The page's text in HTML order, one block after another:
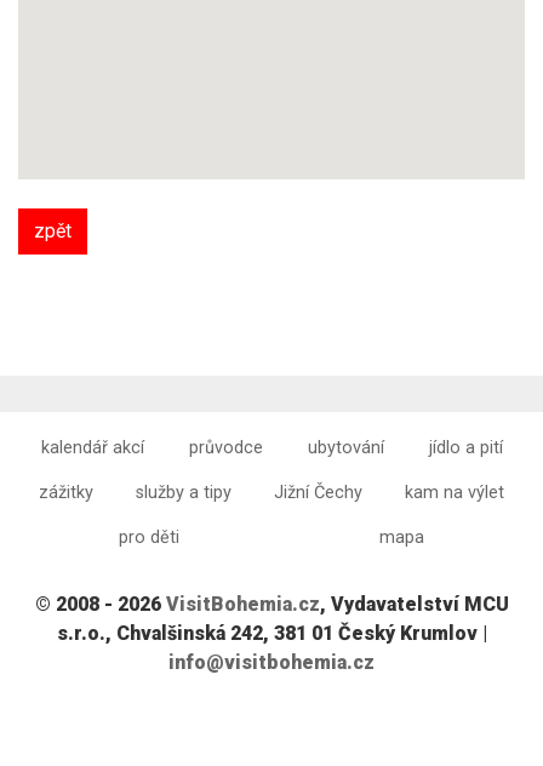
zpět
kalendář akcí průvodce ubytování jídlo a pití
zážitky služby a tipy Jižní Čechy kam na výlet
pro děti mapa
© 2008 - 2026 VisitBohemia.cz, Vydavatelství MCU
s.r.o., Chvalšinská 242, 381 01 Český Krumlov |
info@visitbohemia.cz